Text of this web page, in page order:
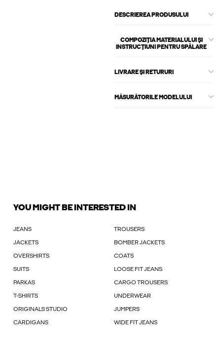
DESCRIEREA PRODUSULUI
COMPOZIȚIA MATERIALULUI ȘI
INSTRUCȚIUNI PENTRU SPĂLARE
LIVRARE ȘI RETURURI
MĂSURĂTORILE MODELULUI
YOU MIGHT BE INTERESTED IN
JEANS TROUSERS
JACKETS BOMBER JACKETS
OVERSHIRTS COATS
SUITS LOOSE FIT JEANS
PARKAS CARGO TROUSERS
T-SHIRTS UNDERWEAR
ORIGINALS STUDIO JUMPERS
CARDIGANS WIDE FIT JEANS